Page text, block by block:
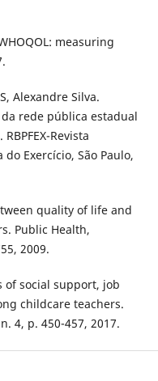
measuring
Alexandre Silva.
rede pública estadual
Revista
Exercício, São Paulo,
quality of life and
Public Health,
2009.
of social support, job
childcare teachers.
4, p. 450-457, 2017.